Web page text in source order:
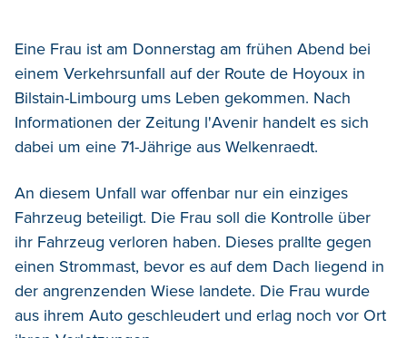
Eine Frau ist am Donnerstag am frühen Abend bei
einem Verkehrsunfall auf der Route de Hoyoux in
Bilstain-Limbourg ums Leben gekommen. Nach
Informationen der Zeitung l'Avenir handelt es sich
dabei um eine 71-Jährige aus Welkenraedt.
An diesem Unfall war offenbar nur ein einziges
Fahrzeug beteiligt. Die Frau soll die Kontrolle über
ihr Fahrzeug verloren haben. Dieses prallte gegen
einen Strommast, bevor es auf dem Dach liegend in
der angrenzenden Wiese landete. Die Frau wurde
aus ihrem Auto geschleudert und erlag noch vor Ort